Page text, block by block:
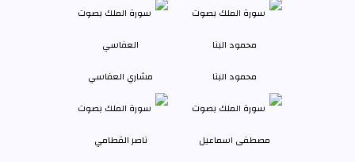
محمود البنا مشاري العفاسي